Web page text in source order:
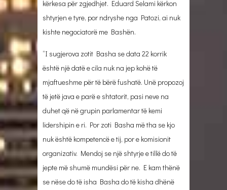
kërkesa për zgjedhjet. Eduard Selami kërkon
shtyrjen e tyre, por ndryshe nga Patozi, ai nuk
kishte negociatorë me Bashën.
“I sugjerova zotit Basha se data 22 korrik
është një datë e cila nuk na jep kohë të
mjaftueshme për të bërë fushatë. Unë propozoj
të jetë java e parë e shtatorit, pasi neve na
duhet që në grupin parlamentar të kemi
lidershipin e ri. Por zoti Basha më tha se kjo
nuk është kompetencë e tij, por e komisionit
organizativ. Mendoj se një shtyrje e tillë do të
jepte më shumë mundësi për ne. E kam thënë
se nëse do të isha Basha do të kisha dhënë